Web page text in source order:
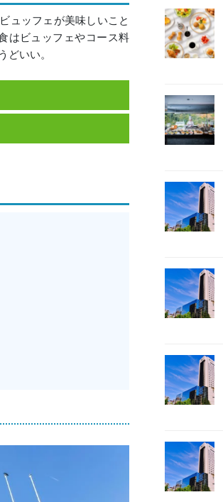
ュッフェが美味しいこと
はビュッフェやコース料
どいい。